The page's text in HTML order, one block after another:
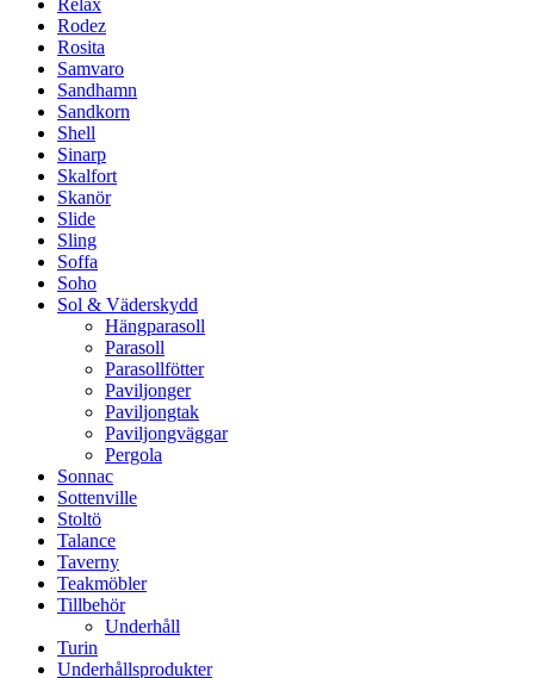
Rodez
Rosita
Samvaro
Sandhamn
Sandkorn
Shell
Sinarp
Skalfort
Skanör
Slide
Sling
Soffa
Soho
Sol & Väderskydd
Hängparasoll
Parasoll
Parasollfötter
Paviljonger
Paviljongtak
Paviljongväggar
Pergola
Sonnac
Sottenville
Stoltö
Talance
Taverny
Teakmöbler
Tillbehör
Underhåll
Turin
Underhållsprodukter